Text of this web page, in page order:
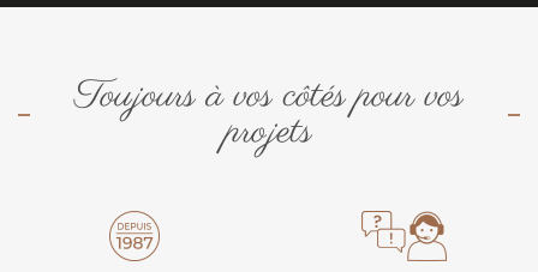
Toujours à vos côtés pour vos
projets